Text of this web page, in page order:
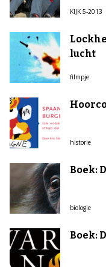
KIJK 5-2013
lucht
filmpje
historie
Boek:
biologie
Boek: